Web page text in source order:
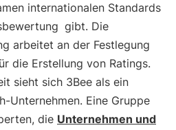
internationalen Standards
gibt. Die
arbeitet an der Festlegung
die Erstellung von Ratings.
sieht sich 3Bee als ein
Unternehmen. Eine Gruppe
die Unternehmen und